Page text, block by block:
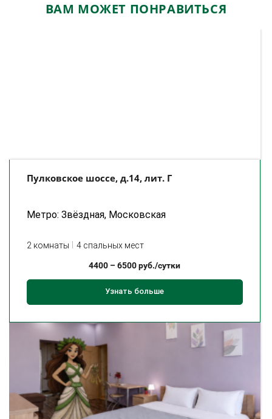
ВАМ МОЖЕТ ПОНРАВИТЬСЯ
Пулковское шоссе, д.14, лит. Г
Метро: Звёздная, Московская
2 комнаты 4 спальных мест
4400 –6500руб./сутки
Узнать больше